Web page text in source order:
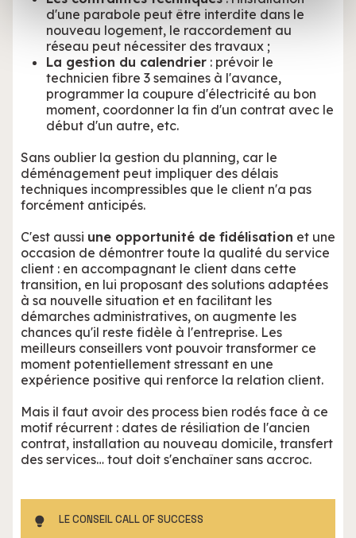
avec d'autres informations que vous leur avez fournies
ou qu'ils ont collectées lors de votre utilisation de leurs
services.
d'une parabole peut être interdite dans le
nouveau logement, le raccordement au
réseau peut nécessiter des travaux ;
La gestion du calendrier : prévoir le
technicien fibre 3 semaines à l'avance,
programmer la coupure d'électricité au bon
moment, coordonner la fin d'un contrat avec le
début d'un autre, etc.
Sans oublier la gestion du planning, car le
déménagement peut impliquer des délais
techniques incompressibles que le client n'a pas
forcément anticipés.
C'est aussi une opportunité de fidélisation et une
occasion de démontrer toute la qualité du service
client : en accompagnant le client dans cette
transition, en lui proposant des solutions adaptées
à sa nouvelle situation et en facilitant les
démarches administratives, on augmente les
chances qu'il reste fidèle à l'entreprise. Les
meilleurs conseillers vont pouvoir transformer ce
moment potentiellement stressant en une
expérience positive qui renforce la relation client.
Mais il faut avoir des process bien rodés face à ce
motif récurrent : dates de résiliation de l'ancien
contrat, installation au nouveau domicile, transfert
des services… tout doit s'enchaîner sans accroc.
LE CONSEIL CALL OF SUCCESS